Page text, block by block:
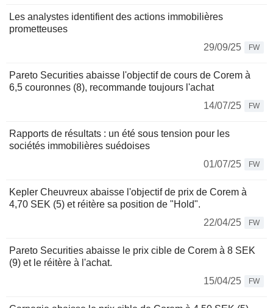
Les analystes identifient des actions immobilières
prometteuses
29/09/25
FW
Pareto Securities abaisse l'objectif de cours de Corem à
6,5 couronnes (8), recommande toujours l'achat
14/07/25
FW
Rapports de résultats : un été sous tension pour les
sociétés immobilières suédoises
01/07/25
FW
Kepler Cheuvreux abaisse l'objectif de prix de Corem à
4,70 SEK (5) et réitère sa position de "Hold".
22/04/25
FW
Pareto Securities abaisse le prix cible de Corem à 8 SEK
(9) et le réitère à l'achat.
15/04/25
FW